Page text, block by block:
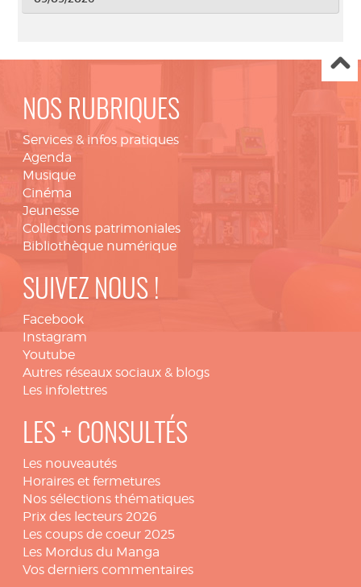
NOS RUBRIQUES
Services & infos pratiques
Agenda
Musique
Cinéma
Jeunesse
Collections patrimoniales
Bibliothèque numérique
SUIVEZ NOUS !
Facebook
Instagram
Youtube
Autres réseaux sociaux & blogs
Les infolettres
LES + CONSULTÉS
Les nouveautés
Horaires et fermetures
Nos sélections thématiques
Prix des lecteurs 2026
Les coups de coeur 2025
Les Mordus du Manga
Vos derniers commentaires